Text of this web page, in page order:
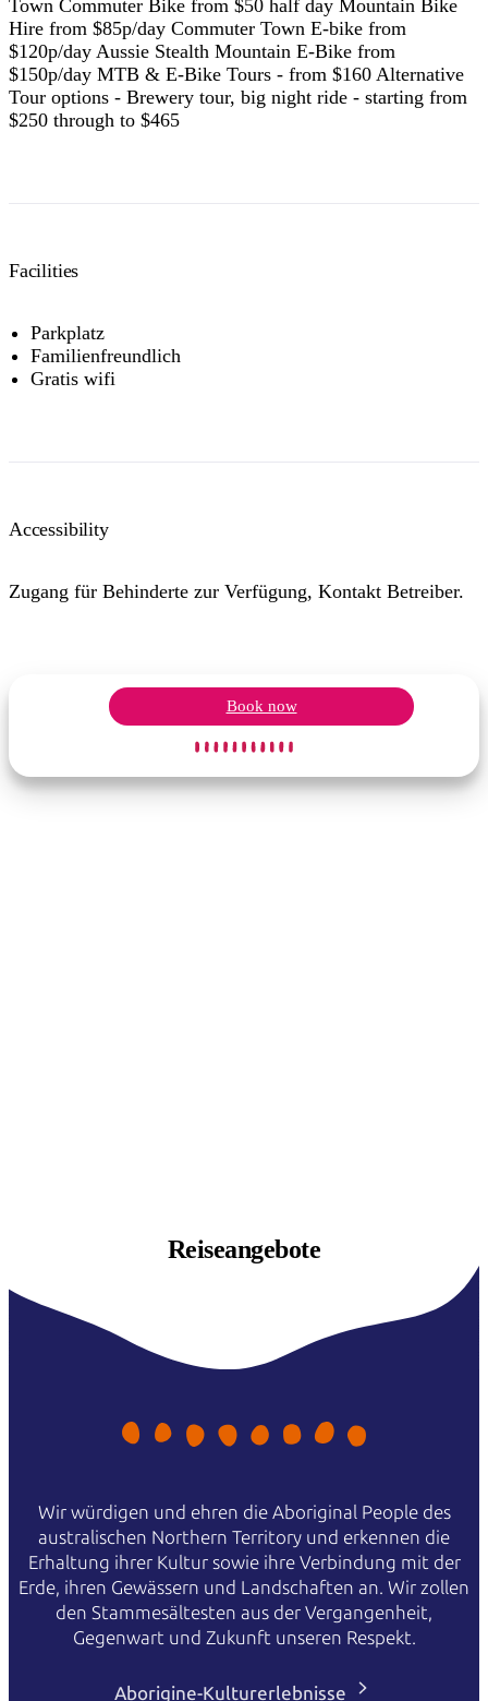
Town Commuter Bike from $50 half day Mountain Bike
Hire from $85p/day Commuter Town E-bike from
$120p/day Aussie Stealth Mountain E-Bike from
$150p/day MTB & E-Bike Tours - from $160 Alternative
Tour options - Brewery tour, big night ride - starting from
$250 through to $465
Facilities
Parkplatz
Familienfreundlich
Gratis wifi
Accessibility
Zugang für Behinderte zur Verfügung, Kontakt Betreiber.
Book now
Reiseangebote
Wir würdigen und ehren die Aboriginal People des
australischen Northern Territory und erkennen die
Erhaltung ihrer Kultur sowie ihre Verbindung mit der
Erde, ihren Gewässern und Landschaften an. Wir zollen
den Stammesältesten aus der Vergangenheit,
Gegenwart und Zukunft unseren Respekt.
Aborigine-Kulturerlebnisse